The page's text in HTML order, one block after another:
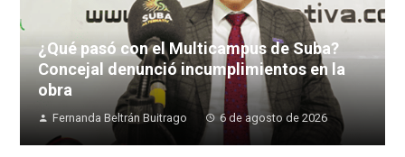
¿Qué pasó con el Multicampus de Suba?
Concejal denunció incumplimientos en la
obra
Fernanda Beltrán Buitrago 6 de agosto de 2026